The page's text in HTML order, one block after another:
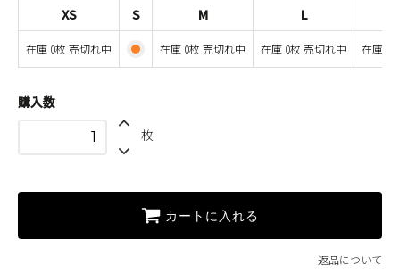
M
SOLD OUT
L
在庫 0枚 売切れ中
XS
S M L
在庫 0枚 売切れ中 在庫 0枚 売切れ中 在庫 0枚 売切れ中 在庫 0
購入数
枚
カートに入れる
返品について